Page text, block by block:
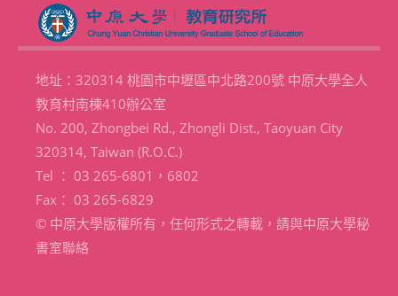
地址：320314 桃園市中壢區中北路200號 中原大學全人
教育村南棟410辦公室
No. 200, Zhongbei Rd., Zhongli Dist., Taoyuan City
320314, Taiwan (R.O.C.)
Tel ： 03 265-6801，6802
Fax： 03 265-6829
© 中原大學版權所有，任何形式之轉載，請與中原大學秘
書室聯絡